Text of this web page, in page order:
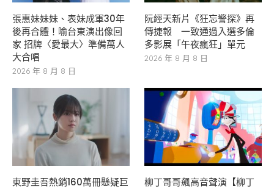
張惠妹妹妹、表妹成軍30年
後再合體！喻台東演出像回
家 招牌〈愛最大〉準備萬人
大合唱
2026 年 8 月 8 日
阮經天新片《狂忘警探》再
傳捷報 一致通過入選多倫
多影展「午夜瘋狂」單元
2026 年 8 月 8 日
東野圭吾熱銷160萬冊懸疑巨
柳丁哥哥飆高音聲演【柳丁